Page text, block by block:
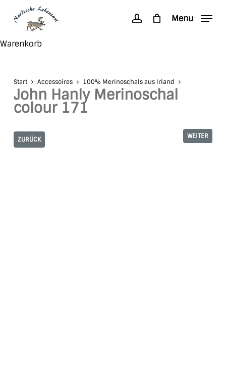
content
accountMenu
WarenkorbClose
Start Accessoires 100% Merinoschals aus Irland
John Hanly Merinoschal
colour 171
ZURÜCK WEITER